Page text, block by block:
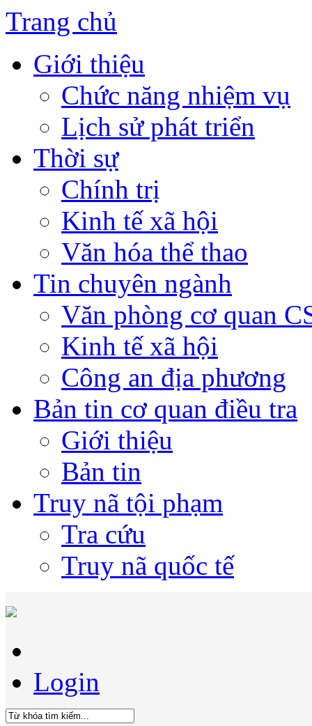
Trang chủ
Giới thiệu
Chức năng nhiệm vụ
Lịch sử phát triển
Thời sự
Chính trị
Kinh tế xã hội
Văn hóa thể thao
Tin chuyên ngành
Văn phòng cơ quan
Kinh tế xã hội
Công an địa phương
Bản tin cơ quan điều tra
Giới thiệu
Bản tin
Truy nã tội phạm
Tra cứu
Truy nã quốc tế
Login